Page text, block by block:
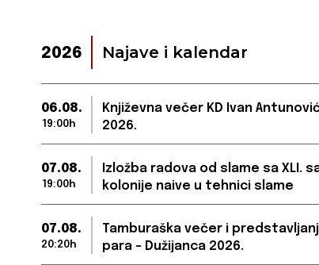
2026 Najave i kalendar
06.08.
19:00h
Književna večer KD Ivan
2026.
07.08.
19:00h
Izložba radova od slame sa XLI.
kolonije naive u tehnici slame
07.08.
20:20h
Tamburaška večer i
para – Dužijanca 2026.